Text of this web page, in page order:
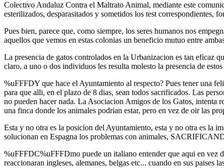
Colectivo Andaluz Contra el Maltrato Animal, mediante este
esterilizados, desparasitados y sometidos los test correspondientes,
Pues bien, parece que, como siempre, los seres humanos nos
aquellos que vemos en estas colonias un beneficio mutuo entre
La presencia de gatos controlados en la Urbanizacion es tan eficaz
claro, a uno o dos individuos les resulta molesto la presencia de
%uFFFDY que hace el Ayuntamiento al respecto? Pues tener una
para que alli, en el plazo de 8 dias, sean todos sacrificados. Las
no pueden hacer nada. La Asociacion Amigos de los Gatos, intenta
una finca donde los animales podrian estar, pero en vez de oir las
Esta y no otra es la posicion del Ayuntamiento, esta y no otra es la
solucionan en Espagna los problemas con animales,
%uFFFDC%uFFFDmo puede un italiano entender que aqui en vez
reaccionaran ingleses, alemanes, belgas etc... cuando en sus paises